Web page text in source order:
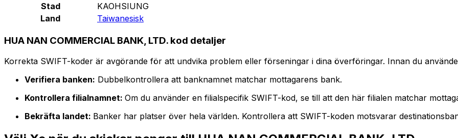
Stad
KAOHSIUNG
Land
Taiwanesisk
HUA NAN COMMERCIAL BANK, LTD. kod detaljer
Korrekta SWIFT-koder är avgörande för att undvika problem eller förseningar i dina överföringar. Innan du
Verifiera banken: Dubbelkontrollera att banknamnet matchar mottagarens bank.
Kontrollera filialnamnet: Om du använder en filialspecifik SWIFT-kod, se till att den här filialen matchar
Bekräfta landet: Banker har platser över hela världen. Kontrollera att SWIFT-koden motsvarar